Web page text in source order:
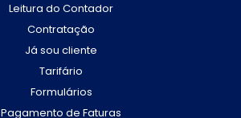
Leitura do Contador
Contratação
Já sou cliente
Tarifário
Formulários
Pagamento de Faturas